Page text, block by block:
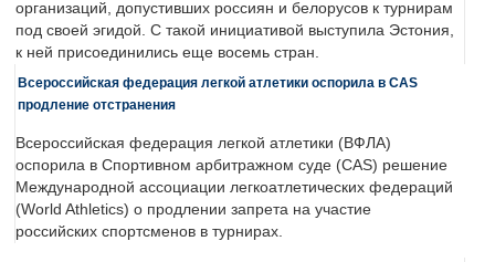
организаций, допустивших россиян и белорусов к турнирам
под своей эгидой. С такой инициативой выступила Эстония,
к ней присоединились еще восемь стран.
Всероссийская федерация легкой атлетики оспорила в CAS
продление отстранения
Всероссийская федерация легкой атлетики (ВФЛА)
оспорила в Спортивном арбитражном суде (CAS) решение
Международной ассоциации легкоатлетических федераций
(World Athletics) о продлении запрета на участие
российских спортсменов в турнирах.